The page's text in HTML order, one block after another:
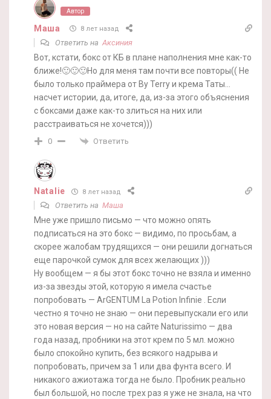
Автор
Маша 8 лет назад
Ответить на Аксиния
Вот, кстати, бокс от КБ в плане наполнения мне как-то
ближе!🙂🙂🙂Но для меня там почти все повторы(( Не
было только праймера от By Terry и крема Таты…
насчет истории, да, итоге, да, из-за этого объяснения
с боксами даже как-то злиться на них или
расстраиваться не хочется)))
0 Ответить
Natalie 8 лет назад
Ответить на Маша
Мне уже пришло письмо — что можно опять
подписаться на это бокс — видимо, по просьбам, а
скорее жалобам трудящихся — они решили догнаться
еще парочкой сумок для всех желающих )))
Ну вообщем — я бы этот бокс точно не взяла и именно
из-за звезды этой, которую я имела счастье
попробовать — ArGENTUM La Potion Infinie . Если
честно я точно не знаю — они перевыпускали его или
это новая версия — но на сайте Naturissimo — два
года назад, пробники на этот крем по 5 мл. можно
было спокойно купить, без всякого надрыва и
попробовать, причем за 1 или два фунта всего. И
никакого ажиотажа тогда не было. Пробник реально
был большой, но после трех раз я уже не знала, на что